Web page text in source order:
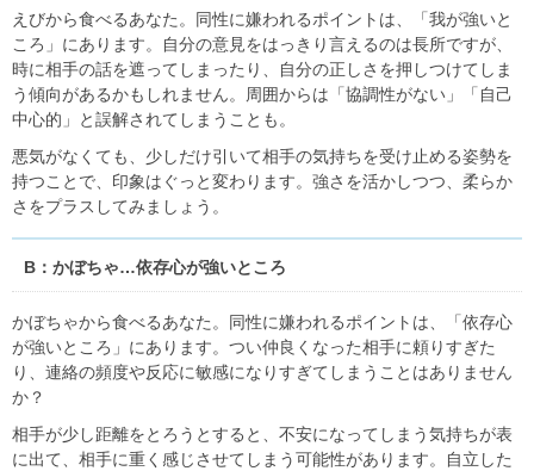
えびから食べるあなた。同性に嫌われるポイントは、「我が強いと
ころ」にあります。自分の意見をはっきり言えるのは長所ですが、
時に相手の話を遮ってしまったり、自分の正しさを押しつけてしま
う傾向があるかもしれません。周囲からは「協調性がない」「自己
中心的」と誤解されてしまうことも。
悪気がなくても、少しだけ引いて相手の気持ちを受け止める姿勢を
持つことで、印象はぐっと変わります。強さを活かしつつ、柔らか
さをプラスしてみましょう。
B：かぼちゃ…依存心が強いところ
かぼちゃから食べるあなた。同性に嫌われるポイントは、「依存心
が強いところ」にあります。つい仲良くなった相手に頼りすぎた
り、連絡の頻度や反応に敏感になりすぎてしまうことはありません
か？
相手が少し距離をとろうとすると、不安になってしまう気持ちが表
に出て、相手に重く感じさせてしまう可能性があります。自立した